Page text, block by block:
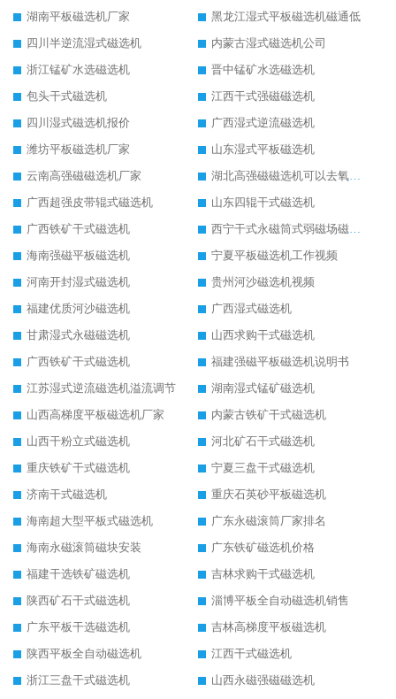
湖南平板磁选机厂家
黑龙江湿式平板磁选机磁通低
四川半逆流湿式磁选机
内蒙古湿式磁选机公司
浙江锰矿水选磁选机
晋中锰矿水选磁选机
包头干式磁选机
江西干式强磁磁选机
四川湿式磁选机报价
广西湿式逆流磁选机
潍坊平板磁选机厂家
山东湿式平板磁选机
云南高强磁磁选机厂家
湖北高强磁磁选机可以去氧化铝
广西超强皮带辊式磁选机
山东四辊干式磁选机
广西铁矿干式磁选机
西宁干式永磁筒式弱磁场磁选机结构图
海南强磁平板磁选机
宁夏平板磁选机工作视频
河南开封湿式磁选机
贵州河沙磁选机视频
福建优质河沙磁选机
广西湿式磁选机
甘肃湿式永磁磁选机
山西求购干式磁选机
广西铁矿干式磁选机
福建强磁平板磁选机说明书
江苏湿式逆流磁选机溢流调节
湖南湿式锰矿磁选机
山西高梯度平板磁选机厂家
内蒙古铁矿干式磁选机
山西干粉立式磁选机
河北矿石干式磁选机
重庆铁矿干式磁选机
宁夏三盘干式磁选机
济南干式磁选机
重庆石英砂平板磁选机
海南超大型平板式磁选机
广东永磁滚筒厂家排名
海南永磁滚筒磁块安装
广东铁矿磁选机价格
福建干选铁矿磁选机
吉林求购干式磁选机
陕西矿石干式磁选机
淄博平板全自动磁选机销售
广东平板干选磁选机
吉林高梯度平板磁选机
陕西平板全自动磁选机
江西干式磁选机
浙江三盘干式磁选机
山西永磁强磁磁选机